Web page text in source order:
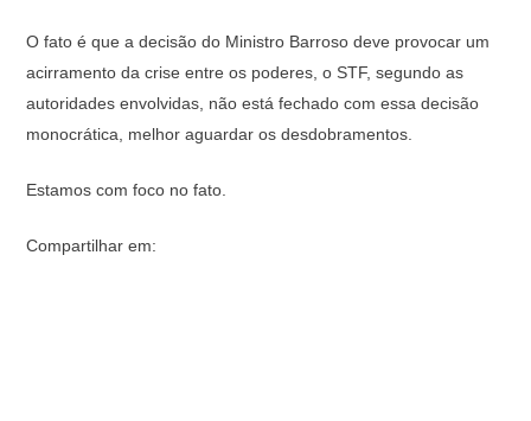
O fato é que a decisão do Ministro Barroso deve provocar um
acirramento da crise entre os poderes, o STF, segundo as
autoridades envolvidas, não está fechado com essa decisão
monocrática, melhor aguardar os desdobramentos.
Estamos com foco no fato.
Compartilhar em: